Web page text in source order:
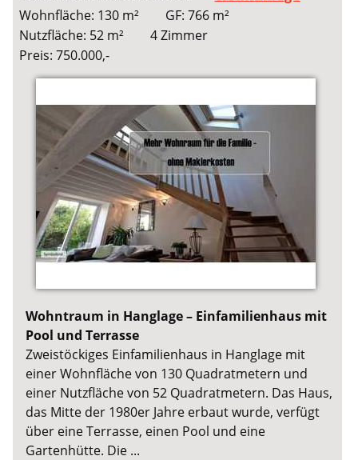
Wohnfläche: 130 m²
GF: 766 m²
Nutzfläche: 52 m²
4 Zimmer
Preis: 750.000,-
Wohntraum in Hanglage – Einfamilienhaus mit
Pool und Terrasse
Zweistöckiges Einfamilienhaus in Hanglage mit
einer Wohnfläche von 130 Quadratmetern und
einer Nutzfläche von 52 Quadratmetern. Das Haus,
das Mitte der 1980er Jahre erbaut wurde, verfügt
über eine Terrasse, einen Pool und eine
Gartenhütte. Die ...